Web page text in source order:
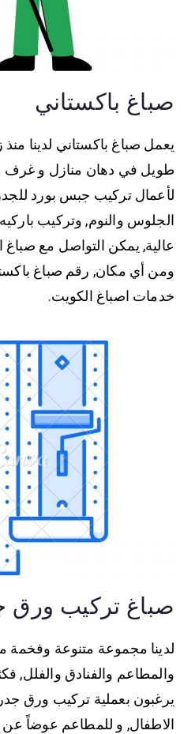
صباغ باكستاني
يعمل صباغ باكستاني لدينا
طويل في دهان منازل و غرف
لأعمال تركيب جبس بورد
الجلوس والنوم, وتركيب
عالية, يمكن التواصل مع
خدمات اصباغ الكويت.
صباغ تركيب ورق
لدينا مجموعة متنوعة وفخمة
والمطاعم والفنادق والفلل,
يرغبون بعملية تركيب ورق
الاطفال, و للمطاعم عوضاً عن